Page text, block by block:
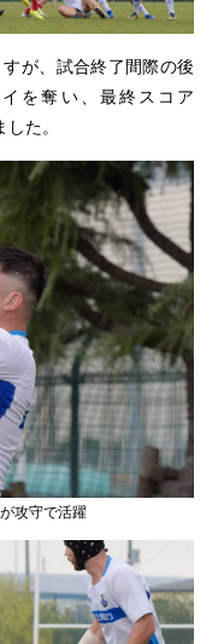
が、試合終了間際の後
を奪い、最終スコア
た。
攻守で活躍